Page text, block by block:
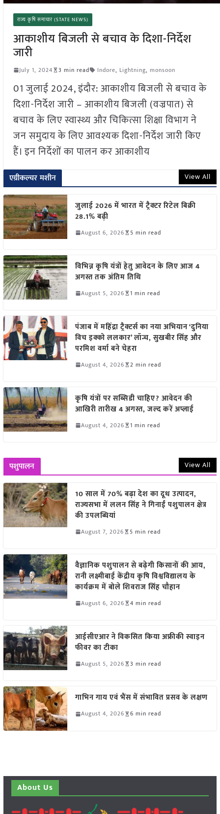
राज्य कृषि समाचार (STATE NEWS)
आकाशीय बिजली से बचाव के दिशा-निर्देश
जारी
July 1, 2024 3 min read Indore, Lightning, monsoon
01 जुलाई 2024, इंदौर: आकाशीय बिजली से बचाव के
दिशा-निर्देश जारी – आकाशीय बिजली (वज्रपात) से
बचाव के लिए स्वास्थ्य और चिकित्सा शिक्षा विभाग ने
जन समुदाय के लिए आवश्यक दिशा-निर्देश जारी किए
हैं। इन निर्देशों का पालन कर आकाशीय
एग्रीकल्चर मशीन View All
जुलाई 2026 में भारत में ट्रैक्टर रिटेल बिक्री
28.1% बढ़ी
August 6, 2026 5 min read
विभिन्न कृषि यंत्रों हेतु आवेदन के लिए आज 4
अगस्त तक अंतिम तिथि
August 5, 2026 1 min read
पंजाब में महिंद्रा ट्रैक्टर्स का नया अभियान ‘दुनिया
विच इक्को ललकार’ लॉन्च, सुखबीर सिंह और
परमिश वर्मा बने चेहरा
August 4, 2026 2 min read
कृषि यंत्रों पर सब्सिडी चाहिए? आवेदन की
आखिरी तारीख 4 अगस्त, जल्द करें अप्लाई
August 4, 2026 1 min read
पशुपालन View All
10 साल में 70% बढ़ा देश का दूध उत्पादन,
राज्यसभा में ललन सिंह ने गिनाईं पशुपालन क्षेत्र
की उपलब्धियां
August 7, 2026 5 min read
वैज्ञानिक पशुपालन से बढ़ेगी किसानों की आय,
रानी लक्ष्मीबाई केंद्रीय कृषि विश्वविद्यालय के
कार्यक्रम में बोले शिवराज सिंह चौहान
August 6, 2026 4 min read
आईसीएआर ने विकसित किया अफ्रीकी स्वाइन
फीवर का टीका
August 5, 2026 3 min read
गाभिन गाय एवं भैंस में संभावित प्रसव के लक्षण
August 4, 2026 6 min read
About Us